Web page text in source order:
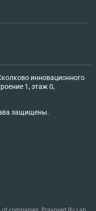
инновационного
1, этаж 0,
защищены.